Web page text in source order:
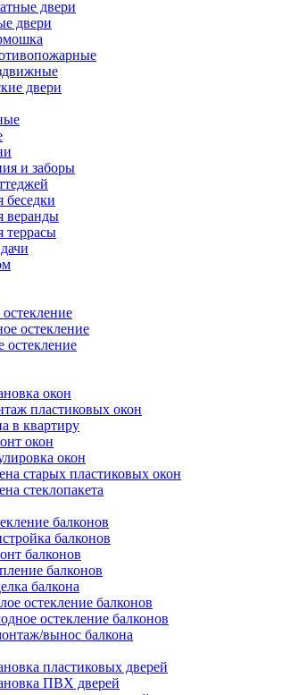
двери
двери
двери
и заборы
беседки
веранды
террасы
остекление
остекление
окон
пластиковых окон
в квартиру
окон
окон
старых пластиковых окон
стеклопакета
балконов
балконов
балконов
балконов
балкона
остекление балконов
остекление балконов
вынос балкона
пластиковых дверей
ПВХ дверей